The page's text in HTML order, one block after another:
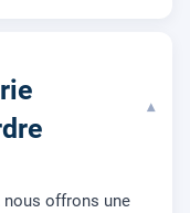
▾
nous offrons une